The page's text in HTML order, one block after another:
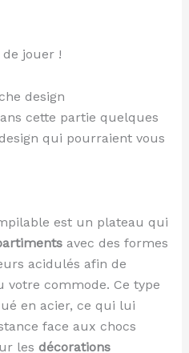
de jouer !
design
cette partie quelques
qui pourraient vous
est un plateau qui
avec des formes
acidulés afin de
votre commode. Ce type
en acier, ce qui lui
face aux chocs
les décorations